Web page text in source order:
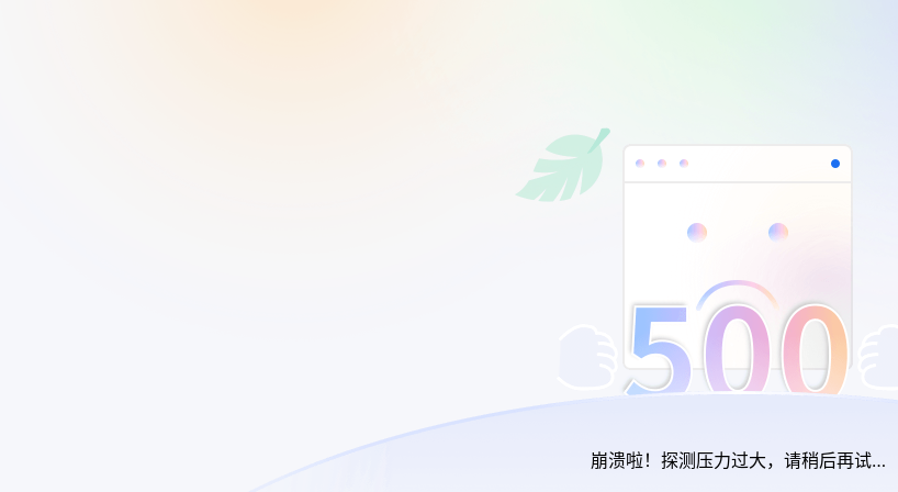
崩溃啦！探测压力过大，请稍后再试…